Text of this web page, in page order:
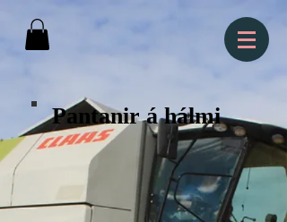
Pantanir á hálmi